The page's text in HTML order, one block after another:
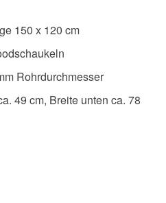
150 x 120 cm
Rohrdurchmesser
49 cm, Breite unten ca. 78